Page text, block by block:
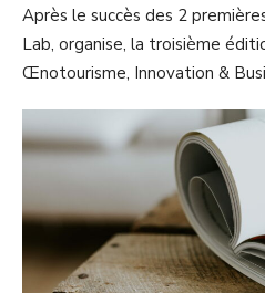
Après le succès des 2
Lab, organise, la troisième
Œnotourisme, Innovation &